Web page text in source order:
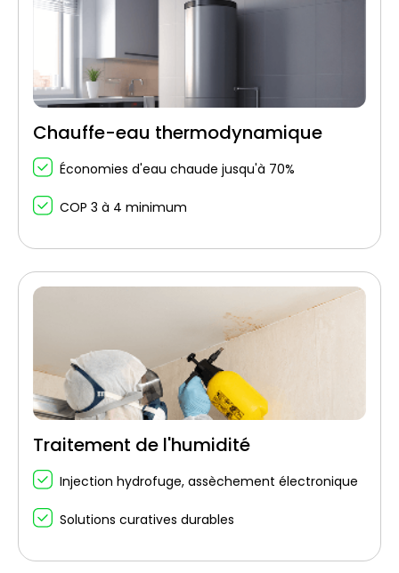
Chauffe-eau thermodynamique
Économies d'eau chaude jusqu'à 70%
COP 3 à 4 minimum
Traitement de l'humidité
Injection hydrofuge, assèchement électronique
Solutions curatives durables